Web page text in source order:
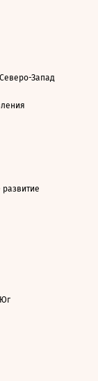
Запад
развитие